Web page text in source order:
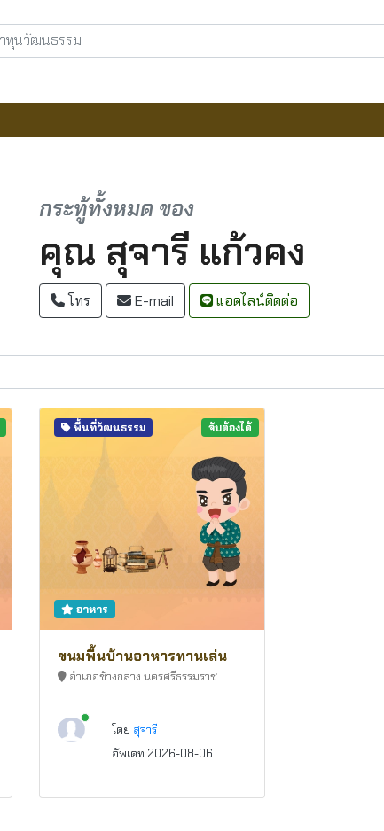
กระทู้ทั้งหมด ของ
คุณ สุจารี แก้วคง
โทร E-mail แอดไลน์ติดต่อ
พื้นที่วัฒนธรรม จับต้องได้
อาหาร
ขนมพื้นบ้านอาหารทานเล่น
อำเภอช้างกลาง นครศรีธรรมราช
New alerts
โดย สุจารี
อัพเดท 2026-08-06